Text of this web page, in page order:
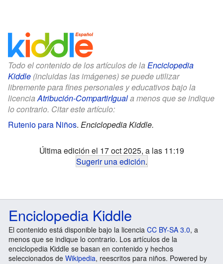
Todo el contenido de los artículos de la Enciclopedia
Kiddle (incluidas las imágenes) se puede utilizar
libremente para fines personales y educativos bajo la
licenciaAtribución-CompartirIguala menos que se indique
lo contrario. Citar este artículo:
Rutenio para Niños. Enciclopedia Kiddle.
Última edición el 17 oct 2025, a las 11:19
Sugerir una edición.
Enciclopedia Kiddle
El contenido está disponible bajo la licencia CC BY-SA 3.0, a
menos que se indique lo contrario. Los artículos de la
enciclopedia Kiddle se basan en contenido y hechos
seleccionados de Wikipedia, reescritos para niños. Powered by